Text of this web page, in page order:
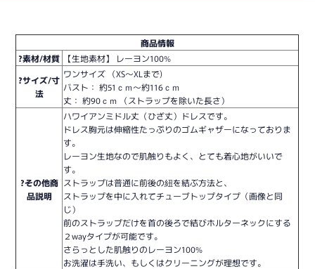
商品情報
?素材/材質
【生地素材】 レーヨン100%
?サイズ/寸
法
ワンサイズ （XS〜XLまで)
バスト： 約51ｃｍ〜約116ｃｍ
丈： 約90ｃｍ （ストラップを除いた長さ）
?その他商
品説明
ハワイアンミドル丈（ひざ丈）ドレスです。
ドレス胸元は伸縮性たっぷりのゴムギャザーになっておりま
す。
レーヨン生地なので肌触りもよく、とても着心地がいいで
す。
ストラップは普通に前後の紐を結ぶ方法と、
ストラップを中に入れてチューブトップタイプ（画像と同
じ）
前のストラップだけを首の後ろで結びホルターネックにする
２wayタイプが可能です。
さらっとした肌触りのレーヨン100%
お洗濯は手洗い、もしくはクリーニングが理想です。